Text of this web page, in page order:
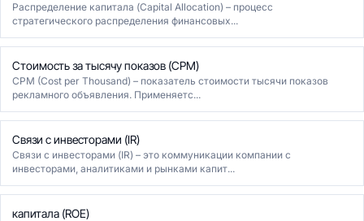
Распределение капитала (Capital Allocation) – процесс
стратегического распределения финансовых...
Стоимость за тысячу показов (CPM)
CPM (Cost per Thousand) – показатель стоимости тысячи показов
рекламного объявления. Применяетс...
Связи с инвесторами (IR)
Связи с инвесторами (IR) – это коммуникации компании с
инвесторами, аналитиками и рынками капит...
капитала (ROE)